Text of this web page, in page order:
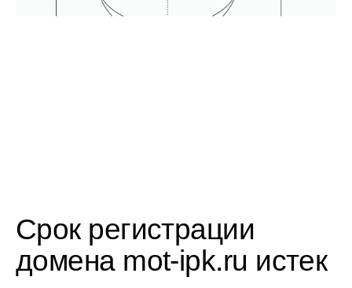
Срок регистрации
домена mot-ipk.ru истек